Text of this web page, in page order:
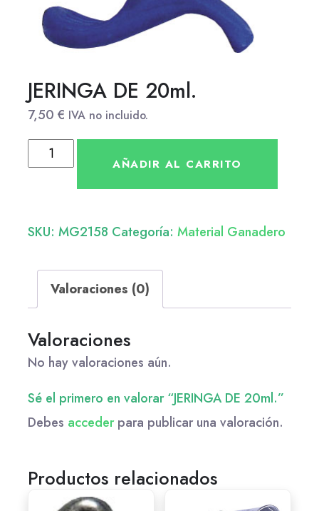
JERINGA DE 20ml.
7,50 € IVA no incluido.
AÑADIR AL CARRITO
SKU: MG2158 Categoría: Material Ganadero
Valoraciones (0)
Valoraciones
No hay valoraciones aún.
Sé el primero en valorar “JERINGA DE 20ml.”
Debes accederpara publicar una valoración.
Productos relacionados